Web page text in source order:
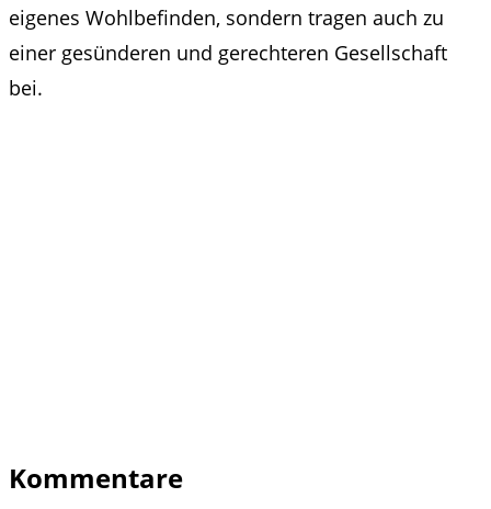
eigenes Wohlbefinden, sondern tragen auch zu
einer gesünderen und gerechteren Gesellschaft
bei.
Kommentare